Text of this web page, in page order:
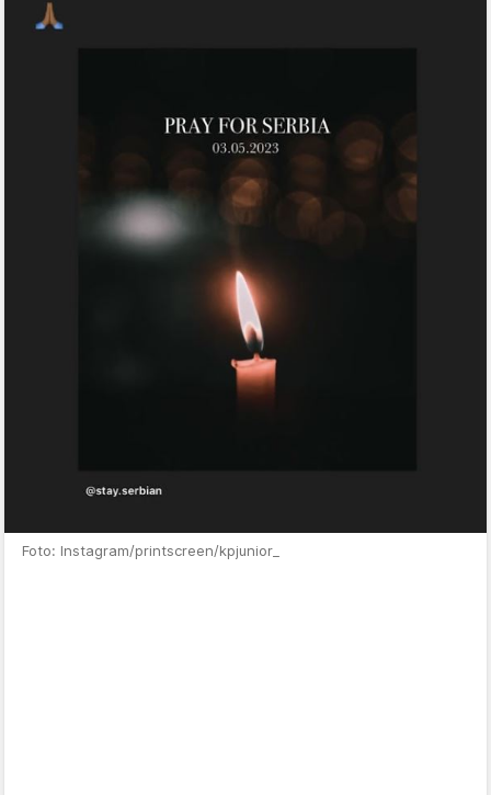
Foto: Instagram/printscreen/kpjunior_